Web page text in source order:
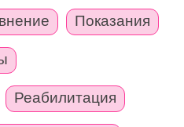
Показания
Реабилитация